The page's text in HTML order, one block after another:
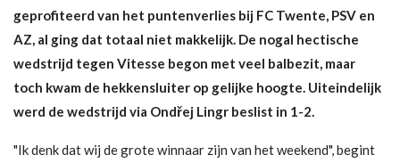
geprofiteerd van het puntenverlies bij FC Twente, PSV en
AZ, al ging dat totaal niet makkelijk. De nogal hectische
wedstrijd tegen Vitesse begon met veel balbezit, maar
toch kwam de hekkensluiter op gelijke hoogte. Uiteindelijk
werd de wedstrijd via Ondřej Lingr beslist in 1-2.
"Ik denk dat wij de grote winnaar zijn van het weekend", begint